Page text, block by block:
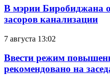
В мэрии Биробиджана
засоров канализации
7 августа 13:02
Ввести режим
рекомендовано на